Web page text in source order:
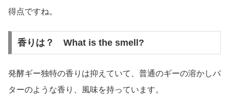
得点ですね。
香りは？ What is the smell?
発酵ギー独特の香りは抑えていて、普通のギーの溶かしバ
ターのような香り、風味を持っています。